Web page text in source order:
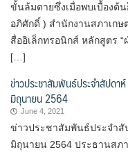
ขั้นล้มตายซึ่งเมื่อพบเบื้องต้
อภิศักดิ์ ) สำนักงานสภาเก
สื่ออิเล็กทรอนิกส์ หลักสูตร
[…]
ข่าวประชาสัมพันธ์ประจำสัปดา
มิถุนายน 2564
June 4, 2021
ข่าวประชาสัมพันธ์ประจำสั
มิถุนายน 2564 ประธานสภ